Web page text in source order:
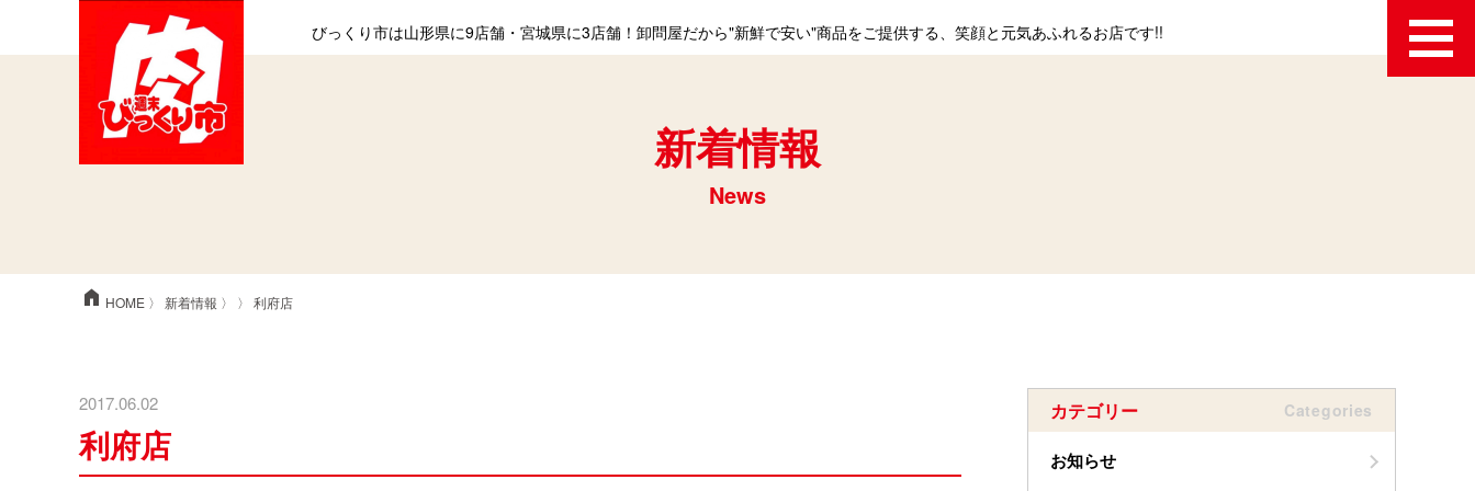
びっくり市は山形県に9店舗・宮城県に3店舗！卸問屋だから"新鮮で安い"商品をご提供する、笑顔と元気あふれるお店です!!
新着情報
News
home HOME 〉 新着情報 〉 〉 利府店
2017.06.02
利府店
カテゴリー Categories
お知らせ